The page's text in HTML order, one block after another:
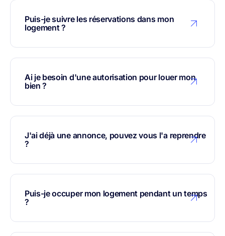
Puis-je suivre les réservations dans mon
logement ?
Ai je besoin d'une autorisation pour louer mon
bien ?
J'ai déjà une annonce, pouvez vous l'a reprendre
?
Puis-je occuper mon logement pendant un temps
?